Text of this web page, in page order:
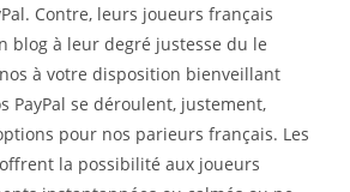
Contre, leurs joueurs français
blog à leur degré justesse du le
à votre disposition bienveillant
PayPal se déroulent, justement,
pour nos parieurs français. Les
la possibilité aux joueurs